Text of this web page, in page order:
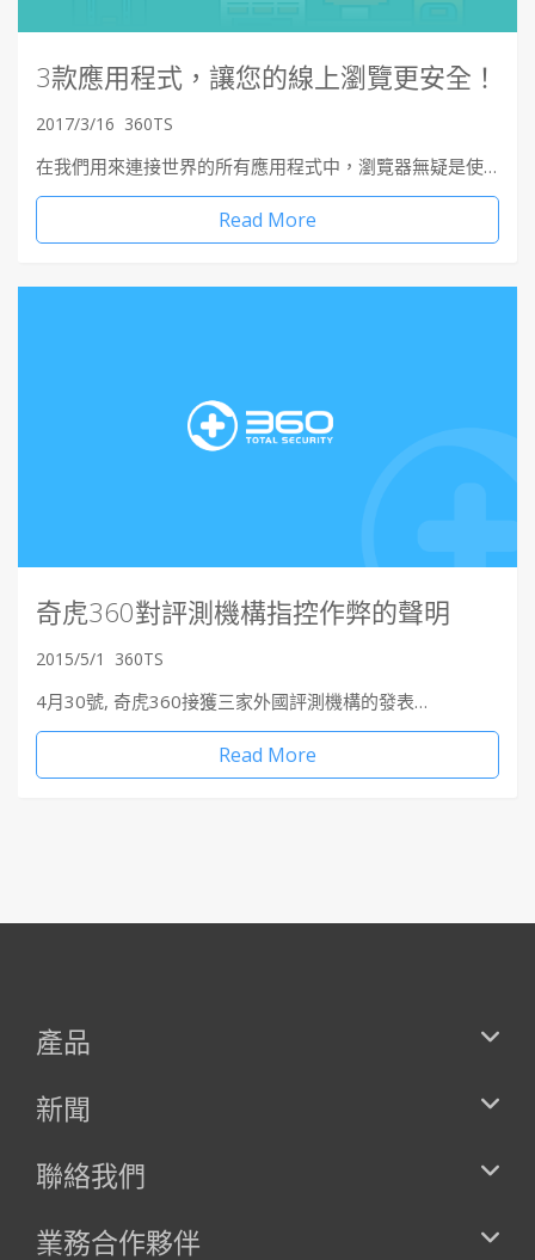
3款應用程式，讓您的線上瀏覽更安全！
2017/3/16 360TS
在我們用來連接世界的所有應用程式中，瀏覽器無疑是使…
Read More
奇虎360對評測機構指控作弊的聲明
2015/5/1 360TS
4月30號, 奇虎360接獲三家外國評測機構的發表…
Read More
產品
新聞
聯絡我們
業務合作夥伴